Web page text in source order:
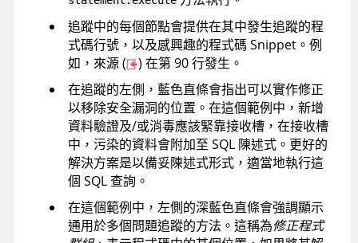
追蹤中的每個節點會提供在其中發生追蹤的程
式碼行號，以及感興趣的程式碼 Snippet。例
如，來源 (
) 在第 90 行發生。
在追蹤的左側，藍色直條會指出可以實作修正
以移除安全漏洞的位置。在這個範例中，新增
資料驗證及/或消毒應該緊靠接收槽，在接收槽
中，污染的資料會附加至 SQL 陳述式。更好的
解決方案是以備妥陳述式形式，適當地執行這
個 SQL 查詢。
在這個範例中，左側的深藍色直條會強調顯示
通用於多個問題追蹤的方法。這稱為修正程式